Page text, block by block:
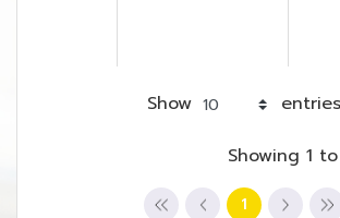
Show
entries
Showing 1
1